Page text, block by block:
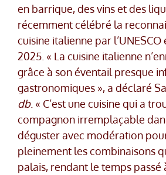
en barrique, des vins et des
récemment célébré la
cuisine italienne par
2025. « La cuisine italienne
grâce à son éventail presque
gastronomiques », a déclaré
db. « C’est une cuisine qui a
compagnon irremplaçable
déguster avec modération
pleinement les combinaisons
palais, rendant le temps passé